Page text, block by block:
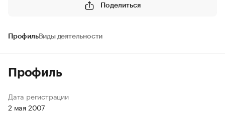
Поделиться
ПрофильВиды деятельности
Профиль
Дата регистрации
2 мая 2007